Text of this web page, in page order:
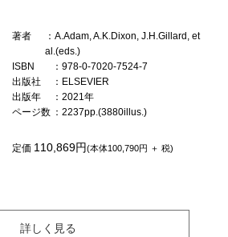
著者
：A.Adam, A.K.Dixon, J.H.Gillard, et
al.(eds.)
ISBN
：978-0-7020-7524-7
出版社
：ELSEVIER
出版年
：2021年
ページ数 ：2237pp.(3880illus.)
定価 110,869円(本体100,790円 ＋ 税)
詳しく見る